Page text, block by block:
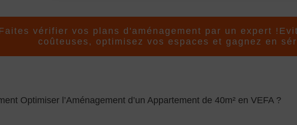
vérifier vos plans d'aménagement par un expert
coûteuses, optimisez vos espaces et gagnez en
Optimiser l’Aménagement d’un Appartement de 40m² en VEFA ?